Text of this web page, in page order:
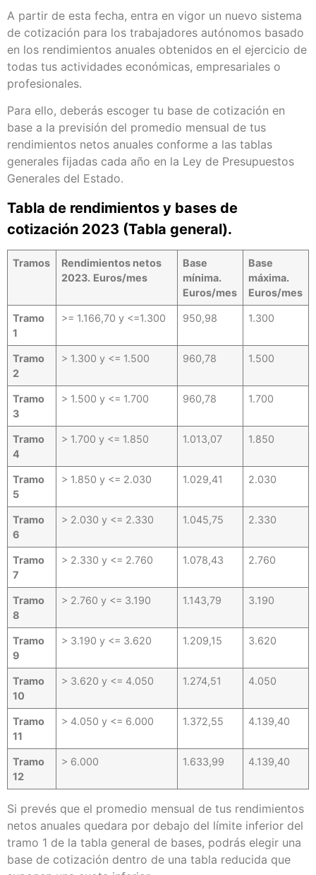
A partir de esta fecha, entra en vigor un nuevo sistema
de cotización para los trabajadores autónomos basado
en los rendimientos anuales obtenidos en el ejercicio de
todas tus actividades económicas, empresariales o
profesionales.
Para ello, deberás escoger tu base de cotización en
base a la previsión del promedio mensual de tus
rendimientos netos anuales conforme a las tablas
generales fijadas cada año en la Ley de Presupuestos
Generales del Estado.
Tabla de rendimientos y bases de
cotización 2023 (Tabla general).
Tramos
Rendimientos netos
2023. Euros/mes
Base
mínima.
Euros/mes
Base
máxima.
Euros/mes
Tramo
1
>= 1.166,70 y <=1.300 950,98 1.300
Tramo
2
> 1.300 y <= 1.500 960,78 1.500
Tramo
3
> 1.500 y <= 1.700 960,78 1.700
Tramo
4
> 1.700 y <= 1.850 1.013,07 1.850
Tramo
5
> 1.850 y <= 2.030 1.029,41 2.030
Tramo
6
> 2.030 y <= 2.330 1.045,75 2.330
Tramo
7
> 2.330 y <= 2.760 1.078,43 2.760
Tramo
8
> 2.760 y <= 3.190 1.143,79 3.190
Tramo
9
> 3.190 y <= 3.620 1.209,15 3.620
Tramo
10
> 3.620 y <= 4.050 1.274,51 4.050
Tramo
11
> 4.050 y <= 6.000 1.372,55 4.139,40
Tramo
12
> 6.000 1.633,99 4.139,40
Si prevés que el promedio mensual de tus rendimientos
netos anuales quedara por debajo del límite inferior del
tramo 1 de la tabla general de bases, podrás elegir una
base de cotización dentro de una tabla reducida que